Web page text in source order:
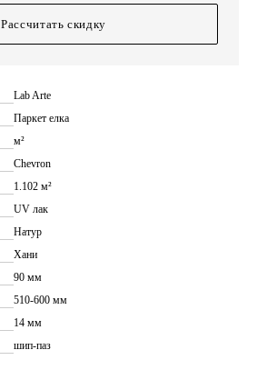
Рассчитать скидку
Lab Arte
Паркет елка
м²
Chevron
1.102 м²
UV лак
Натур
Хани
90 мм
510-600 мм
14 мм
шип-паз